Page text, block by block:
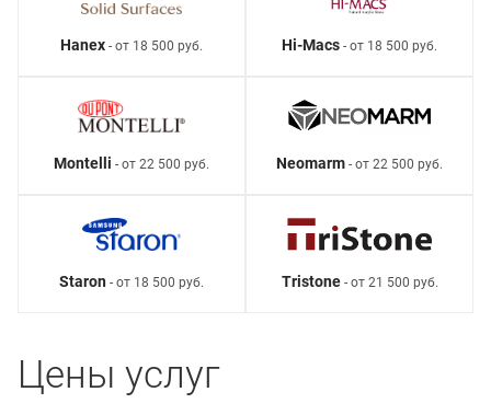
Hanex - от 18 500 руб. Hi-Macs - от 18 500 руб.
Montelli - от 22 500 руб. Neomarm - от 22 500 руб.
Staron - от 18 500 руб. Tristone- от 21 500 руб.
Цены услуг